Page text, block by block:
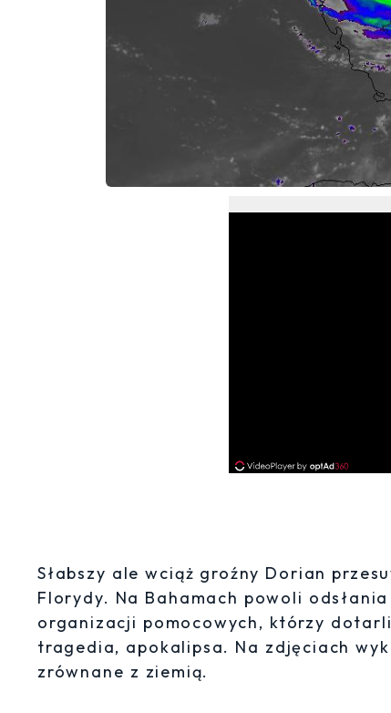
Słabszy ale wciąż groźny Dorian
Florydy. Na Bahamach powoli
organizacji pomocowych, którzy
tragedia, apokalipsa. Na zdjęciach
zrównane z ziemią.